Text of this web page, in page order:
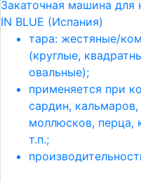
Закаточная машина для
IN BLUE (Испания)
тара: жестяные/
(круглые,
овальные);
применяется при
сардин,
моллюсков, перца,
т.п.;